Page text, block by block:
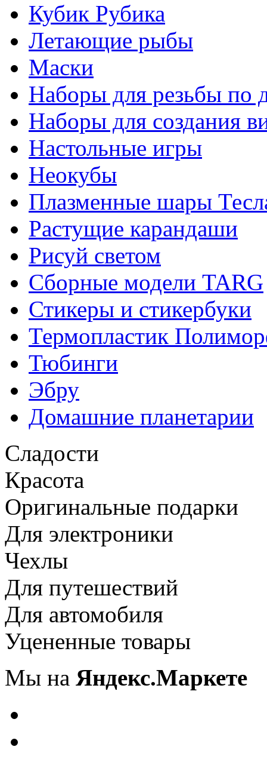
Кубик Рубика
Летающие рыбы
Маски
Наборы для резьбы по
Наборы для создания
Настольные игры
Неокубы
Плазменные шары
Растущие карандаши
Рисуй светом
Сборные модели TARG
Стикеры и стикербуки
Термопластик
Тюбинги
Эбру
Домашние планетарии
Сладости
Красота
Оригинальные подарки
Для электроники
Чехлы
Для путешествий
Для автомобиля
Уцененные товары
Мы на Яндекс.Маркете